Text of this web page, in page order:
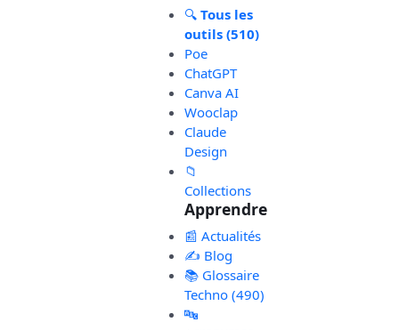
🔍 Tous les
outils (510)
Poe
ChatGPT
Canva AI
Wooclap
Claude
Design
📁
Collections
Apprendre
📰 Actualités
✍️ Blog
📚 Glossaire
Techno (490)
🔤